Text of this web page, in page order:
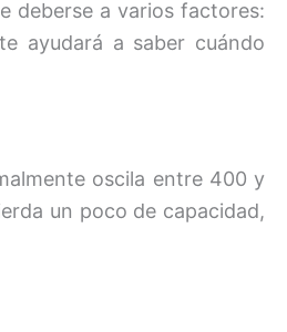
deberse a varios factores:
ayudará a saber cuándo
oscila entre 400 y
un poco de capacidad,